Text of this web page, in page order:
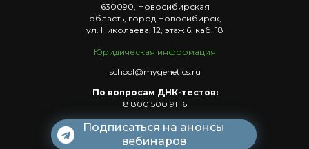
Юридическая информация
630090, Новосибирская
область, город Новосибирск,
ул. Николаева, 12, этаж 6, каб. 18
school@mygenetics.ru
По вопросам ДНК-тестов:
8 800 500 91 16
Подписаться на анонсы
вебинаров